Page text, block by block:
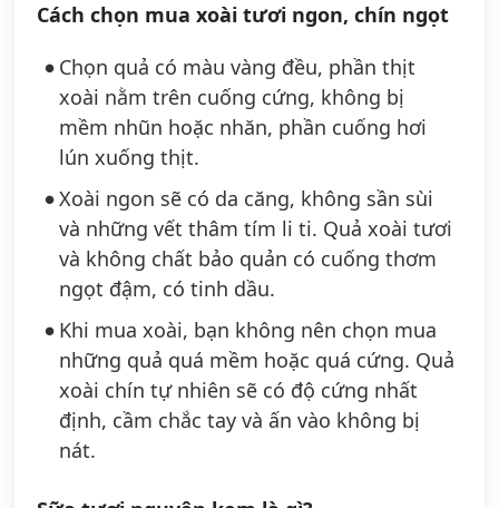
Cách chọn mua xoài tươi ngon, chín ngọt
Chọn quả có màu vàng đều, phần thịt
xoài nằm trên cuống cứng, không bị
mềm nhũn hoặc nhăn, phần cuống hơi
lún xuống thịt.
Xoài ngon sẽ có da căng, không sần sùi
và những vết thâm tím li ti. Quả xoài tươi
và không chất bảo quản có cuống thơm
ngọt đậm, có tinh dầu.
Khi mua xoài, bạn không nên chọn mua
những quả quá mềm hoặc quá cứng. Quả
xoài chín tự nhiên sẽ có độ cứng nhất
định, cầm chắc tay và ấn vào không bị
nát.